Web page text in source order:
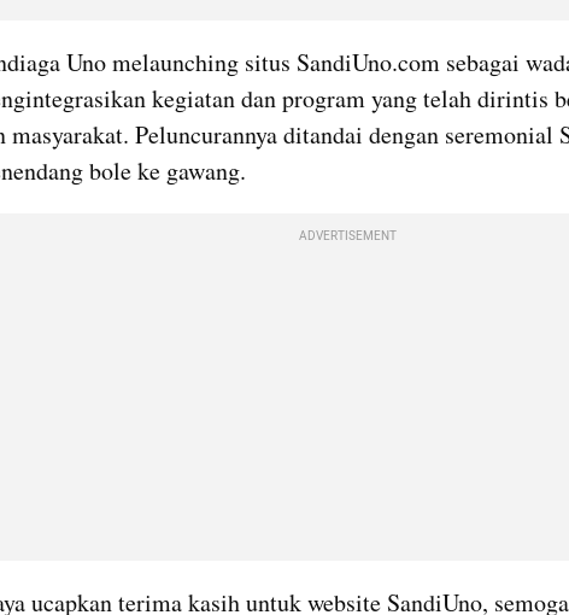
Uno melaunching situs SandiUno.com sebagai
kegiatan dan program yang telah dirintis
masyarakat. Peluncurannya ditandai dengan seremonial
bole ke gawang.
ADVERTISEMENT
ucapkan terima kasih untuk website SandiUno,